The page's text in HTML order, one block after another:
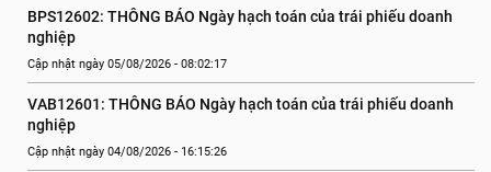
BPS12602: THÔNG BÁO Ngày hạch toán của trái phiếu doanh
nghiệp
Cập nhật ngày 05/08/2026 - 08:02:17
VAB12601: THÔNG BÁO Ngày hạch toán của trái phiếu doanh
nghiệp
Cập nhật ngày 04/08/2026 - 16:15:26